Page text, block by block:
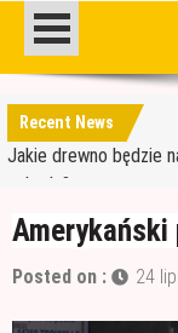
Recent News
Materiały budowlane
garażu
Czym jest papa i jak
Jakie drewno będzie
schody?
Jak wybrać dobre
Wałek czy pędzel –
Materiały budowlane
Posted on : 24